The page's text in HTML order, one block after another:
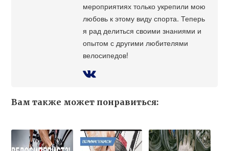
мероприятиях только укрепили мою
любовь к этому виду спорта. Теперь
я рад делиться своими знаниями и
опытом с другими любителями
велосипедов!
Вам также может понравиться: